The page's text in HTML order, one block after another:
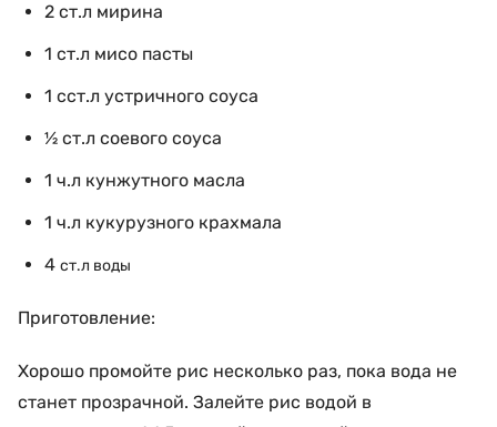
2 ст.л мирина
1 ст.л мисо пасты
1 сст.л устричного соуса
½ ст.л соевого соуса
1 ч.л кунжутного масла
1 ч.л кукурузного крахмала
4 ст.л воды
Приготовление:
Хорошо промойте рис несколько раз, пока вода не
станет прозрачной. Залейте рис водой в